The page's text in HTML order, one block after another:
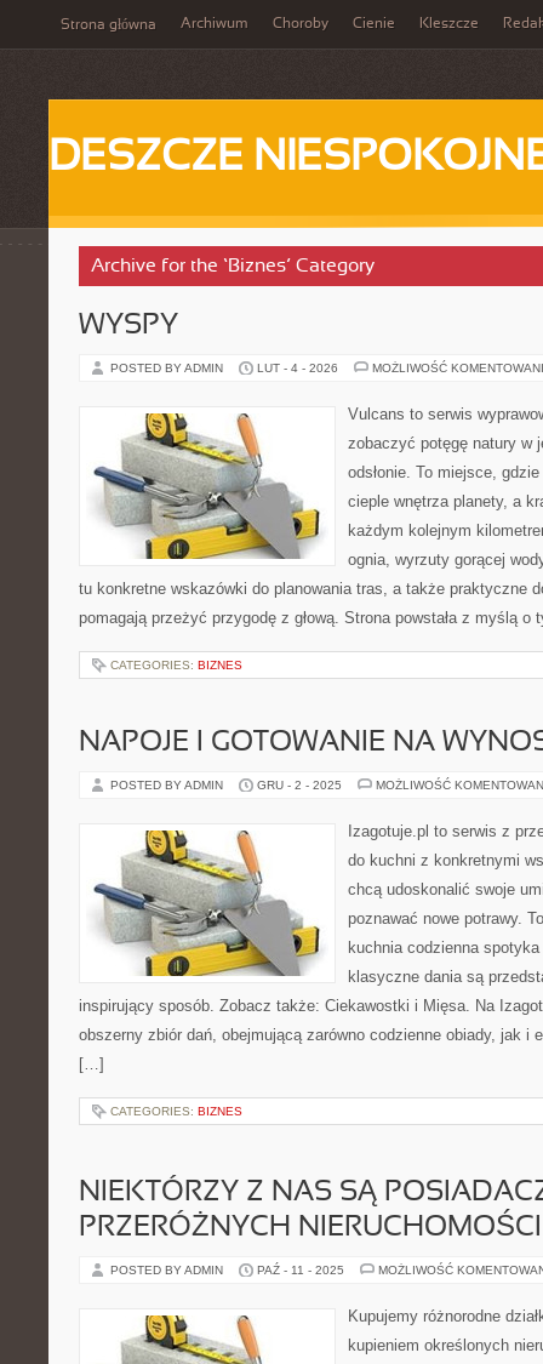
Strona główna Archiwum Choroby Cienie Kleszcze
DESZCZE
Archive for the ‘Biznes’ Category
WYSPY
POSTED BY ADMIN LUT - 4 - 2026 MOŻLIWOŚĆ
Vulcans to serwis
zobaczyć potęgę natury w
odsłonie. To miejsce,
cieple wnętrza planety, a
każdym kolejnym
ognia, wyrzuty gorącej
tu konkretne wskazówki do planowania tras, a także praktyczne
pomagają przeżyć przygodę z głową. Strona powstała z myślą
CATEGORIES: BIZNES
NAPOJE I GOTOWANIE NA
POSTED BY ADMIN GRU - 2 - 2025 MOŻLIWOŚĆ
Izagotuje.pl to serwis z
do kuchni z konkretnymi
chcą udoskonalić swoje
poznawać nowe potrawy.
kuchnia codzienna
klasyczne dania są
inspirujący sposób. Zobacz także: Ciekawostki i Mięsa. Na
obszerny zbiór dań, obejmującą zarówno codzienne obiady, jak i
[…]
CATEGORIES: BIZNES
NIEKTÓRZY Z NAS SĄ
PRZERÓŻNYCH NIERUCHOMOŚCI
POSTED BY ADMIN PAŹ - 11 - 2025 MOŻLIWOŚĆ
Kupujemy różnorodne
kupieniem określonych